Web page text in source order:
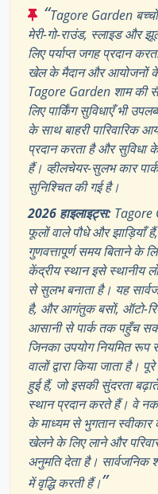
“Tagore Garden
मेरी-गो-राउंड, स्लाइड और
लिए पर्याप्त जगह प्रदान
खेल के मैदान और आयोजनों के
Tagore Garden शाम
लिए पार्किंग सुविधाएँ भी
के साथ बाहरी पारिवारिक
प्रदान करता है और सुविधा
हैं। व्हीलचेयर-सुलभ कार
सुनिश्चित की गई है।
2026 हाइलाइट्स: Tagore
फूलों वाले पौधे और झाड़ियाँ
गुणवत्तापूर्ण समय बिताने के
केंद्रीय स्थान इसे स्थानीय
से सुलभ बनाता है। यह
है, और आगंतुक बसों, ऑटो-
आसानी से पार्क तक पहुँच
जिनका उपयोग नियमित
वालों द्वारा किया जाता है।
हुई हैं, जो इसकी सुंदरता
स्थान प्रदान करते हैं। वे
के माध्यम से भुगतान
खेलने के लिए लाने और
अनुमति देता है। सार्वजनिक
में वृद्धि करती हैं।”